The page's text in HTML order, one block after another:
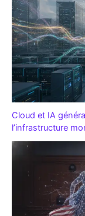
Cloud et IA
l’infrastructure